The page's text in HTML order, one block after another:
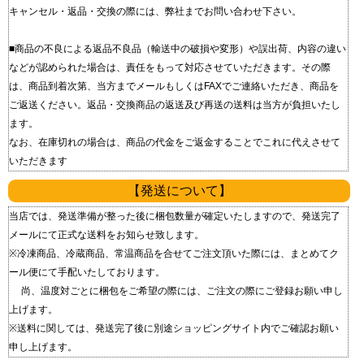
キャンセル・返品・交換の際には、弊社までお問い合わせ下さい。
■商品の不良による返品 不良品（輸送中の破損や変形）や誤出荷、内容の違い
などが認められた場合は、責任をもって対応させていただきます。 その際
は、商品到着次第、当方までメールもしくはFAXでご連絡いただき、商品を
ご返送ください。 返品・交換商品の返送及び再送の送料は当方が負担いたし
ます。
なお、在庫切れの場合は、商品の代金をご返金することでこれに代えさせて
いただきます
【発送について】
当店では、発送準備が整った後に梱包数量が確定いたしますので、発送完了
メールにて正式な送料をお知らせ致します。
※冷凍商品、冷蔵商品、常温商品を合せてご注文頂いた際には、まとめてク
ール便にて手配いたしております。
尚、温度対ごとに梱包をご希望の際には、ご注文の際にご登録お願い申し
上げます。
※送料に関しては、発送完了後に別途ショッピングサイト内でご確認お願い
申し上げます。